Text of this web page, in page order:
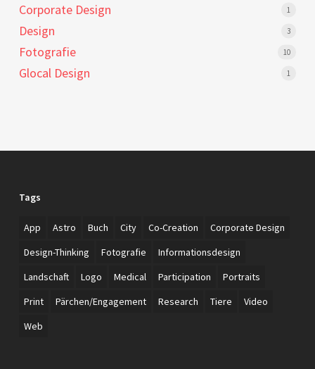
Corporate Design 1
Design 3
Fotografie 10
Glocal Design 1
Tags
App Astro Buch City Co-Creation
Corporate Design
Design-Thinking
Fotografie
Informationsdesign
Landschaft
Logo Medical Participation
Portraits
Print
Pärchen/Engagement Research Tiere
Video
Web